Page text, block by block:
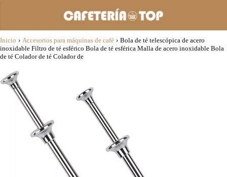
Inicio › Accesorios para máquinas de café › Bola de té telescópica de acero
inoxidable Filtro de té esférico Bola de té esférica Malla de acero inoxidable Bola
de té Colador de té Colador de